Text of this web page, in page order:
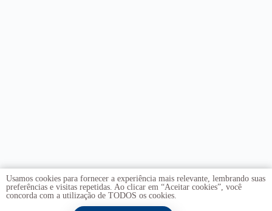
Usamos cookies para fornecer a experiência mais relevante, lembrando suas
preferências e visitas repetidas. Ao clicar em “Aceitar cookies”, você
concorda com a utilização de TODOS os cookies.